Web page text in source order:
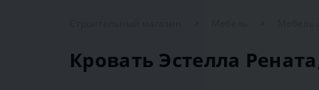
Кровать Эстелла